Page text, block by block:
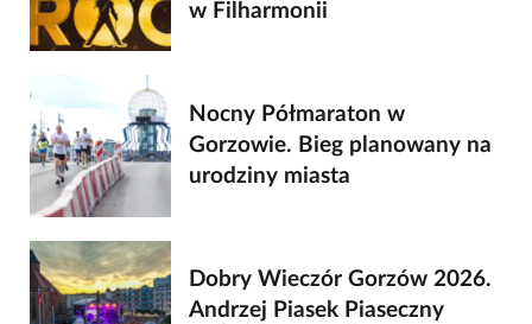
w Filharmonii
Nocny Półmaraton w
Gorzowie. Bieg planowany na
urodziny miasta
Dobry Wieczór Gorzów 2026.
Andrzej Piasek Piaseczny